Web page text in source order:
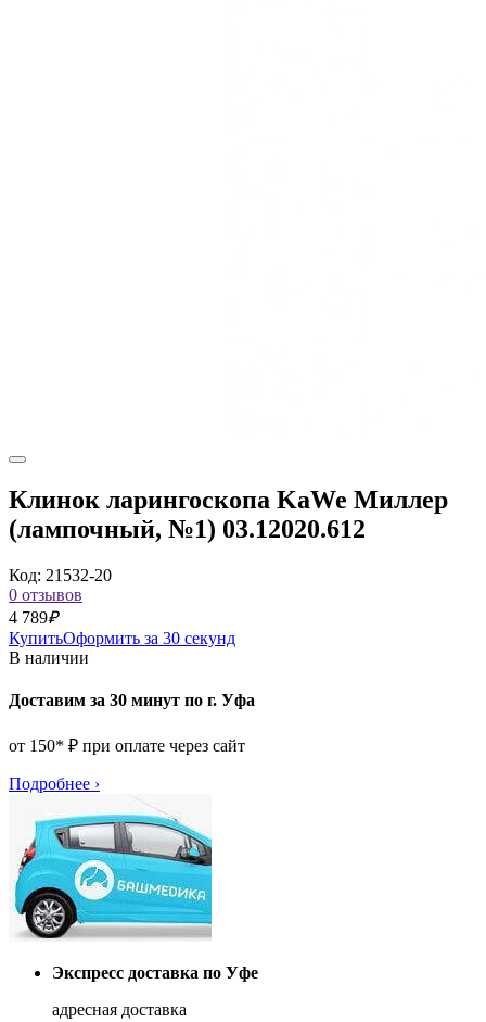
Клинок ларингоскопа KaWe Миллер
(лампочный, №1) 03.12020.612
Код: 21532-20
0 отзывов
4 789₽
КупитьОформить за 30 секунд
В наличии
Доставим за 30 минут по г. Уфа
от 150* ₽ при оплате через сайт
Подробнее ›
Экспресс доставка по Уфе
адресная доставка